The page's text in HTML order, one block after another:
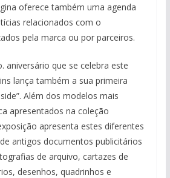
oferece também uma agenda
relacionados com o
pela marca ou por parceiros.
aniversário que se celebra este
lança também a sua primeira
Além dos modelos mais
apresentados na coleção
apresenta estes diferentes
antigos documentos publicitários
de arquivo, cartazes de
desenhos, quadrinhos e